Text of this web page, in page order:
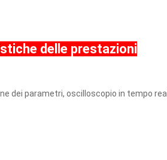
delle prestazioni
dei parametri, oscilloscopio in tempo